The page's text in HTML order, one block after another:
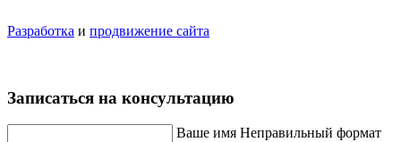
Разработка и продвижение сайта
Записаться на консультацию
Ваше имя Неправильный формат